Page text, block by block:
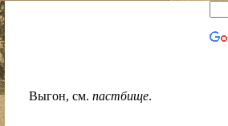
Выгон, см. пастбище.